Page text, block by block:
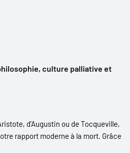
culture palliative et
d’Augustin ou de Tocqueville,
rapport moderne à la mort. Grâce